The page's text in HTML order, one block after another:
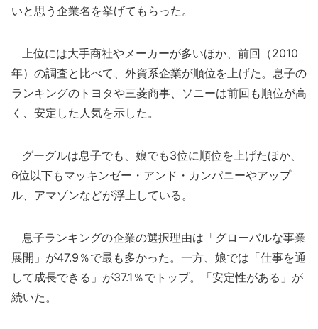
いと思う企業名を挙げてもらった。
上位には大手商社やメーカーが多いほか、前回（2010
年）の調査と比べて、外資系企業が順位を上げた。息子の
ランキングのトヨタや三菱商事、ソニーは前回も順位が高
く、安定した人気を示した。
グーグルは息子でも、娘でも3位に順位を上げたほか、
6位以下もマッキンゼー・アンド・カンパニーやアップ
ル、アマゾンなどが浮上している。
息子ランキングの企業の選択理由は「グローバルな事業
展開」が47.9％で最も多かった。一方、娘では「仕事を通
して成長できる」が37.1％でトップ。「安定性がある」が
続いた。